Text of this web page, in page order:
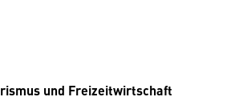
und Freizeitwirtschaft